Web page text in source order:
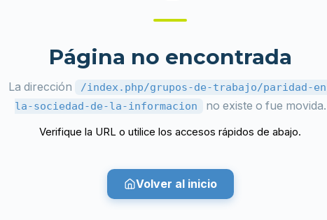
Página no encontrada
La dirección
/index.php/grupos-de-trabajo/paridad-
la-sociedad-de-la-informacion
no existe o fue movida.
Verifique la URL o utilice los accesos rápidos de abajo.
Volver al inicio